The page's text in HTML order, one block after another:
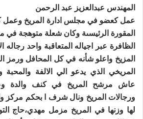
المهندس عبدالعزيز عبد الرحمن
عمل كعضو في مجلس ادارة المريخ وعمل
المقورة الرئيسىة وكان شعلة متوهجة في
الظافرة عبر اجياله المتعاقبة واحد رجاله
المزيخ واعلو شأنه في كل المحافل ورمز
المريخي الذي يدعو الي الالفة والمحبة
عاش مرشح المريخ في كنف والدة
ورجالات المريخ ونال شرف ا بحكم مركز
لها وزنها في المريخ مزمل مهدي،حاج